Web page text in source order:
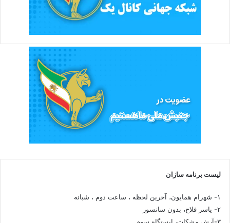
لیست برنامه سازان
۱- شهرام همایون، آخرین لحظه ، ساعت دوم ، شبانه
۲- یاسر فلاح، بدون سانسور
۳-آرش مشکات، ایستگاه سوم